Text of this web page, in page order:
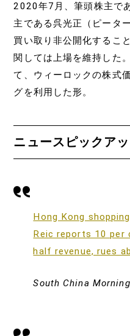
2020年7月、筆頭株主で
主である呉光正（ピータ
買い取り非公開化するこ
関しては上場を維持した
て、ウィーロックの株式
グを利用した形。
ニュースピックア
Hong Kong
Reic reports 10
half revenue, rues
South China